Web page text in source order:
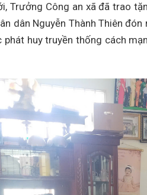
Trưởng Công an xã đã trao
dân Nguyễn Thành Thiên
phát huy truyền thống cách